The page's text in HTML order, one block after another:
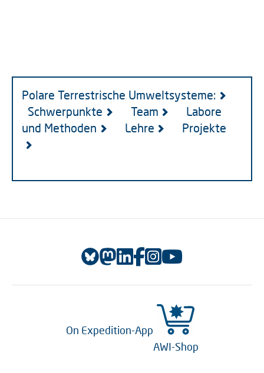
Polare Terrestrische Umweltsysteme:
Schwerpunkte
Team
Labore
und Methoden
Lehre Projekte
On Expedition-App
AWI-Shop